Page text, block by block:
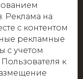
Реклама на
с контентом
рекламные
с учетом
к